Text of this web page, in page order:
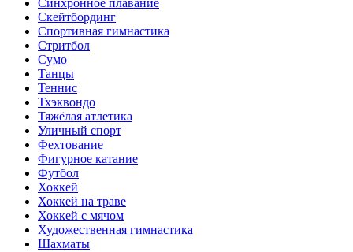
Синхронное плавание
Скейтбординг
Спортивная гимнастика
Стритбол
Сумо
Танцы
Теннис
Тхэквондо
Тяжёлая атлетика
Уличный спорт
Фехтование
Фигурное катание
Футбол
Хоккей
Хоккей на траве
Хоккей с мячом
Художественная гимнастика
Шахматы